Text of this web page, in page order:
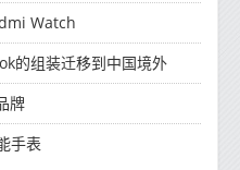
Watch
的组装迁移到中国境外
牌
手表